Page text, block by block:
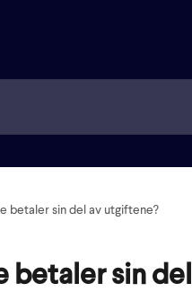
betaler sin del av utgiftene?
betaler sin del